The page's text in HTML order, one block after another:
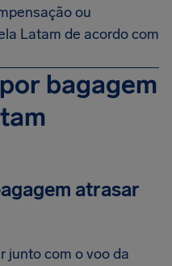
ou
Latam de acordo com
bagagem
atrasar
junto com o voo da